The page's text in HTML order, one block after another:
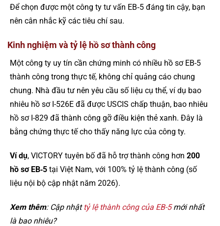
Để chọn được một công ty tư vấn EB‑5 đáng tin cậy, bạn
nên cân nhắc kỹ các tiêu chí sau.
Kinh nghiệm và tỷ lệ hồ sơ thành công
Một công ty uy tín cần chứng minh có nhiều hồ sơ EB-5
thành công trong thực tế, không chỉ quảng cáo chung
chung. Nhà đầu tư nên yêu cầu số liệu cụ thể, ví dụ bao
nhiêu hồ sơ I-526E đã được USCIS chấp thuận, bao nhiêu
hồ sơ I-829 đã thành công gỡ điều kiện thẻ xanh. Đây là
bằng chứng thực tế cho thấy năng lực của công ty.
Ví dụ, VICTORY tuyên bố đã hỗ trợ thành công hơn 200
hồ sơ EB‑5 tại Việt Nam, với 100% tỷ lệ thành công (số
liệu nội bộ cập nhật năm 2026).
Xem thêm: Cập nhật tỷ lệ thành công của EB-5mới nhất
là bao nhiêu?